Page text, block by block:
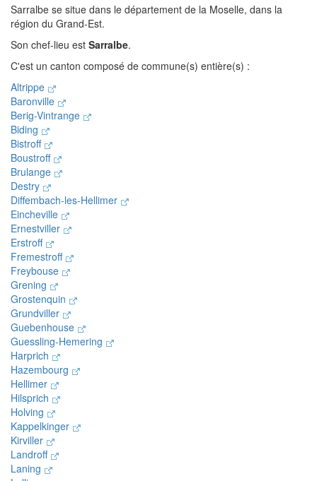
Sarralbe se situe dans le département de la Moselle, dans la
région du Grand-Est.
Son chef-lieu est Sarralbe.
C'est un canton composé de commune(s) entière(s) :
Altrippe
Baronville
Berig-Vintrange
Biding
Bistroff
Boustroff
Brulange
Destry
Diffembach-les-Hellimer
Eincheville
Ernestviller
Erstroff
Fremestroff
Freybouse
Grening
Grostenquin
Grundviller
Guebenhouse
Guessling-Hemering
Harprich
Hazembourg
Hellimer
Hilsprich
Holving
Kappelkinger
Kirviller
Landroff
Laning